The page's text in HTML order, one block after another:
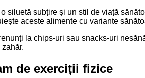
siluetă subțire și un stil de viață
aceste alimente cu variante
la chips-uri sau snacks-uri
de exerciții fizice